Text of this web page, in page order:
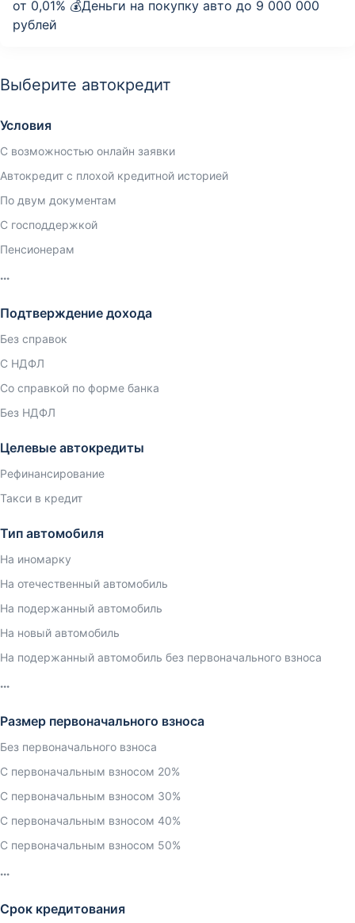
от 0,01% 💰Деньги на покупку авто до 9 000 000
рублей
Выберите автокредит
Условия
С возможностью онлайн заявки
Автокредит с плохой кредитной историей
По двум документам
С господдержкой
Пенсионерам
Подтверждение дохода
Без справок
С НДФЛ
Со справкой по форме банка
Без НДФЛ
Целевые автокредиты
Рефинансирование
Такси в кредит
Тип автомобиля
На иномарку
На отечественный автомобиль
На подержанный автомобиль
На новый автомобиль
На подержанный автомобиль без первоначального взноса
Размер первоначального взноса
Без первоначального взноса
С первоначальным взносом 20%
С первоначальным взносом 30%
С первоначальным взносом 40%
С первоначальным взносом 50%
Срок кредитования